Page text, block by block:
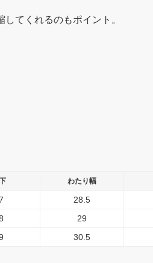
てくれるのもポイント。
わたり幅
28.5
29
30.5